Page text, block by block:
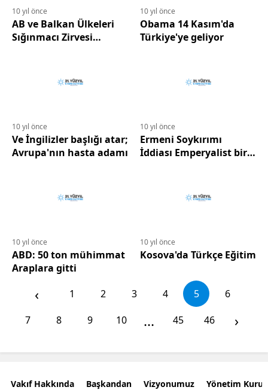
10 yıl önce
AB ve Balkan Ülkeleri
Sığınmacı Zirvesi
10 yıl önce
Obama 14 Kasım'da
Türkiye'ye geliyor
10 yıl önce
Ve İngilizler başlığı atar;
Avrupa'nın hasta adamı
10 yıl önce
Ermeni Soykırımı
İddiası Emperyalist bir
10 yıl önce
ABD: 50 ton mühimmat
Araplara gitti
10 yıl önce
Kosova'da Türkçe Eğitim
‹ 1 2 3 4 5
6
7
8 9 10 ... 45 46 ›
Vakıf Hakkında Başkandan Vizyonumuz Yönetim